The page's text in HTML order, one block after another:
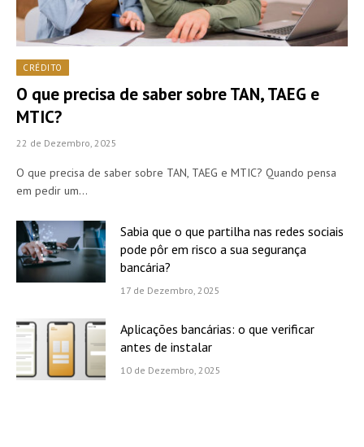
CRÉDITO
O que precisa de saber sobre TAN, TAEG e
MTIC?
22 de Dezembro, 2025
O que precisa de saber sobre TAN, TAEG e MTIC? Quando pensa
em pedir um…
Sabia que o que partilha nas redes sociais
pode pôr em risco a sua segurança
bancária?
17 de Dezembro, 2025
Aplicações bancárias: o que verificar
antes de instalar
10 de Dezembro, 2025